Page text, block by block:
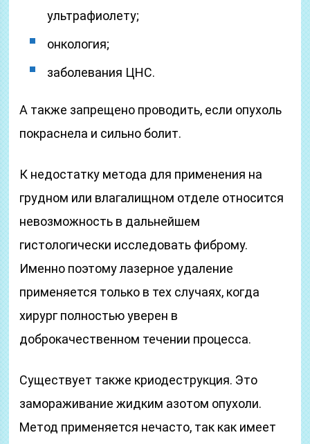
ультрафиолету;
онкология;
заболевания ЦНС.
А также запрещено проводить, если опухоль
покраснела и сильно болит.
К недостатку метода для применения на
грудном или влагалищном отделе относится
невозможность в дальнейшем
гистологически исследовать фиброму.
Именно поэтому лазерное удаление
применяется только в тех случаях, когда
хирург полностью уверен в
доброкачественном течении процесса.
Существует также криодеструкция. Это
замораживание жидким азотом опухоли.
Метод применяется нечасто, так как имеет